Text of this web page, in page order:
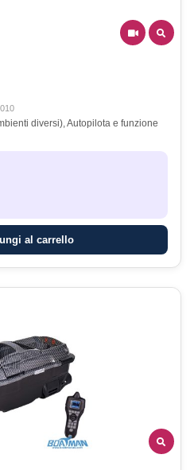
diversi), Autopilota e funzione
al carrello